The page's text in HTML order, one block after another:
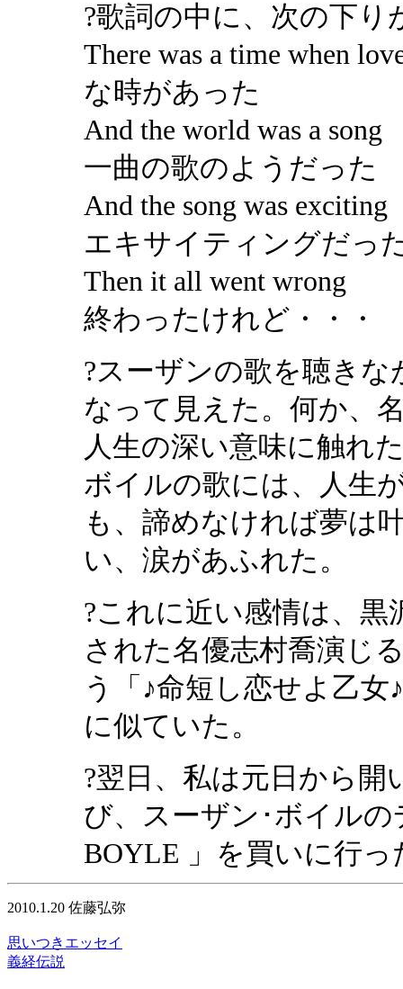
?歌詞の中に、次の下り
There was a time when
な時があった
And the world
一曲の歌のようだった
And the song was
エキサイティングだっ
Then it all went
終わったけれど・・・
?スーザンの歌を聴き
なって見えた。何か、
人生の深い意味に触れ
ボイルの歌には、人生
も、諦めなければ夢は
い、涙があふれた。
?これに近い感情は、
された名優志村喬演じ
う「♪命短し恋せよ乙
に似ていた。
?翌日、私は元日から
び、スーザン･ボイル
BOYLE 」を買いに行っ
2010.1.20 佐藤弘弥
思いつきエッセイ
義経伝説